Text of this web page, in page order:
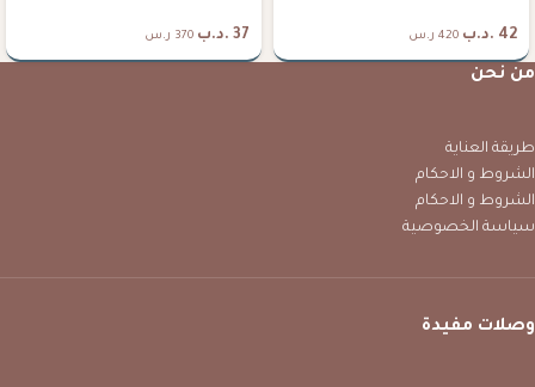
42 .د.ب 420 ر.س 37 .د.ب 370 ر.س
من نحن
طريقة العناية
الشروط و الاحكام
الشروط و الاحكام
سياسة الخصوصية
وصلات مفيدة